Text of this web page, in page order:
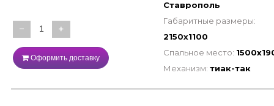
− +
Оформить доставку
Ставрополь
Габаритные размеры:
2150х1100
Спальное место:
Механизм: тиак-так